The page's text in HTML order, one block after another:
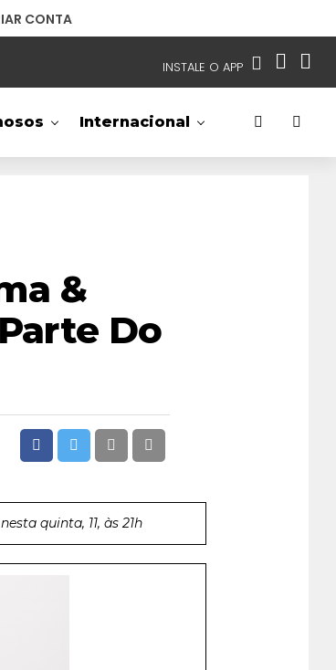
CONTA
INSTALE O APP
NOSSAS REDES APP TV SBT
Internacional
&
Do
quinta, 11, às 21h